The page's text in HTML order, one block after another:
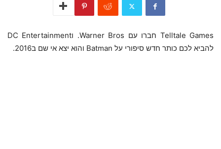
Telltale Games חברו עם Warner Bros. וDC Entertainment
להביא לכם כותר חדש סיפורי על Batman והוא יצא אי שם ב2016.